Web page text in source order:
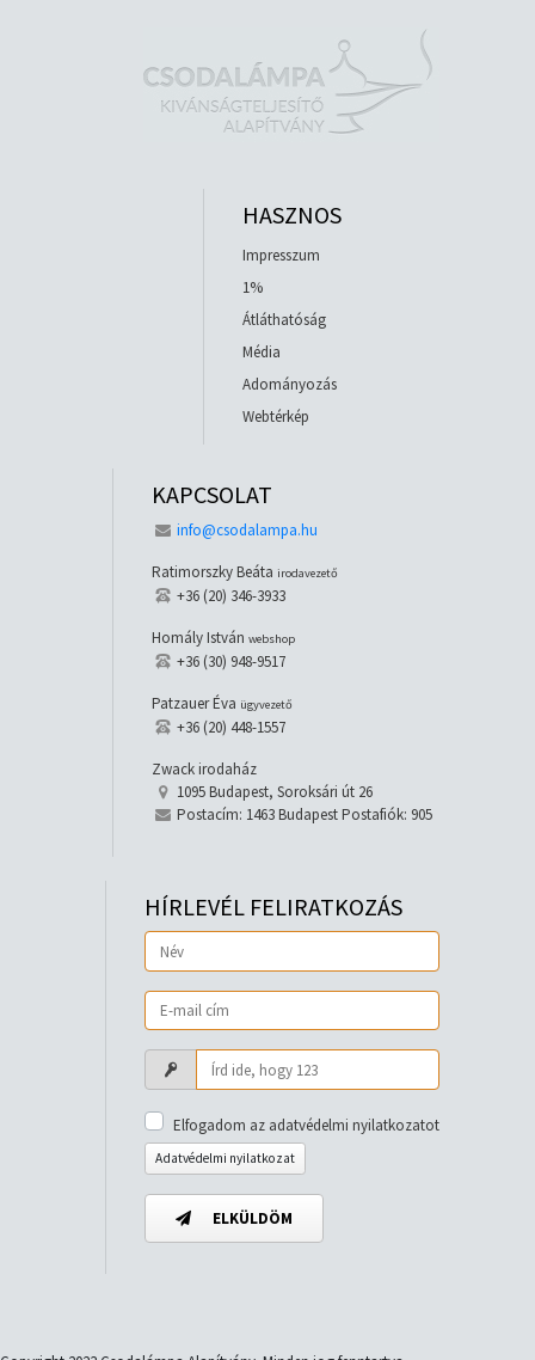
HASZNOS
Impresszum
1%
Átláthatóság
Média
Adományozás
Webtérkép
KAPCSOLAT
info@csodalampa.hu
Ratimorszky Beáta irodavezető
+36 (20) 346-3933
Homály István webshop
+36 (30) 948-9517
Patzauer Éva ügyvezető
+36 (20) 448-1557
Zwack irodaház
1095 Budapest, Soroksári út 26
Postacím: 1463 Budapest Postafiók: 905
HÍRLEVÉL FELIRATKOZÁS
Elfogadom az adatvédelmi nyilatkozatot
Adatvédelmi nyilatkozat
ELKÜLDÖM